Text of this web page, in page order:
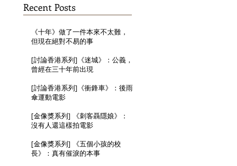
Recent Posts
《十年》做了一件本來不太難，
但現在絕對不易的事
[討論香港系列]《迷城》：公義，
曾經在三十年前出現
[討論香港系列]《衝鋒車》：後雨
傘運動電影
[金像獎系列] 《刺客聶隱娘》：
沒有人還這樣拍電影
[金像獎系列] 《五個小孩的校
長》：真有催淚的本事